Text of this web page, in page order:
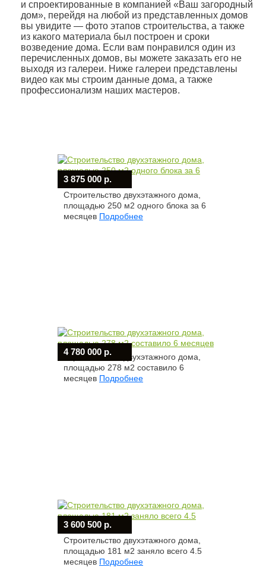
и спроектированные в компанией «Ваш загородный
дом», перейдя на любой из представленных домов
вы увидите — фото этапов строительства, а также
из какого материала был построен и сроки
возведение дома. Если вам понравился один из
перечисленных домов, вы можете заказать его не
выходя из галереи. Ниже галереи представлены
видео как мы строим данные дома, а также
профессионализм наших мастеров.
3 875 000 р.
Строительство двухэтажного дома,
площадью 250 м2 одного блока за 6
месяцев Подробнее
4 780 000 р.
Строительство двухэтажного дома,
площадью 278 м2 составило 6
месяцев Подробнее
3 600 500 р.
Строительство двухэтажного дома,
площадью 181 м2 заняло всего 4.5
месяцев Подробнее